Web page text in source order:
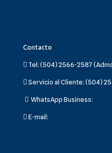
Contacto
Tel:(504) 2566-2587
Servicio al Cliente:(504)
WhatsApp Business:
E-mail: